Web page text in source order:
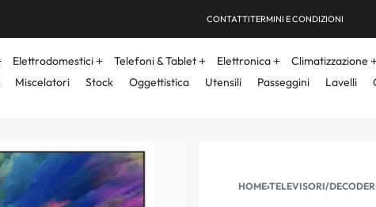
CONTATTITERMINI E CONDIZIONI
Elettrodomestici Telefoni & Tablet Elettronica Climatizzazione
Miscelatori Stock Oggettistica Utensili Passeggini Lavelli
HOME›TELEVISORI/DECODER